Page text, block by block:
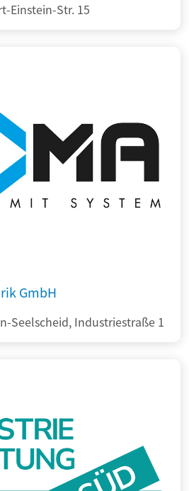
Einstein-Str. 15
GmbH
Seelscheid, Industriestraße 1